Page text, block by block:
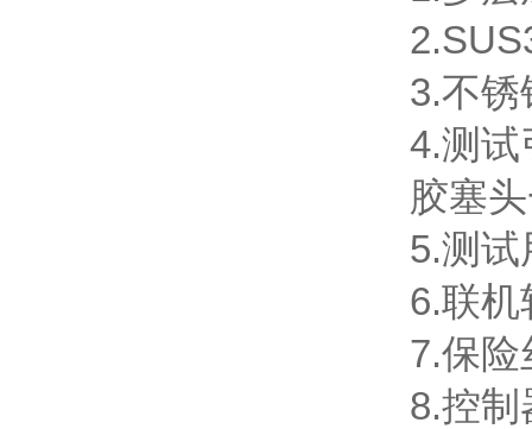
3.不锈
4.测试
胶塞
5.测试
6.联机
7.保险
8.控